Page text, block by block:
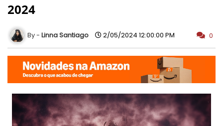
2024
Linna Santiago 2/05/2024 12:00:00 PM 0